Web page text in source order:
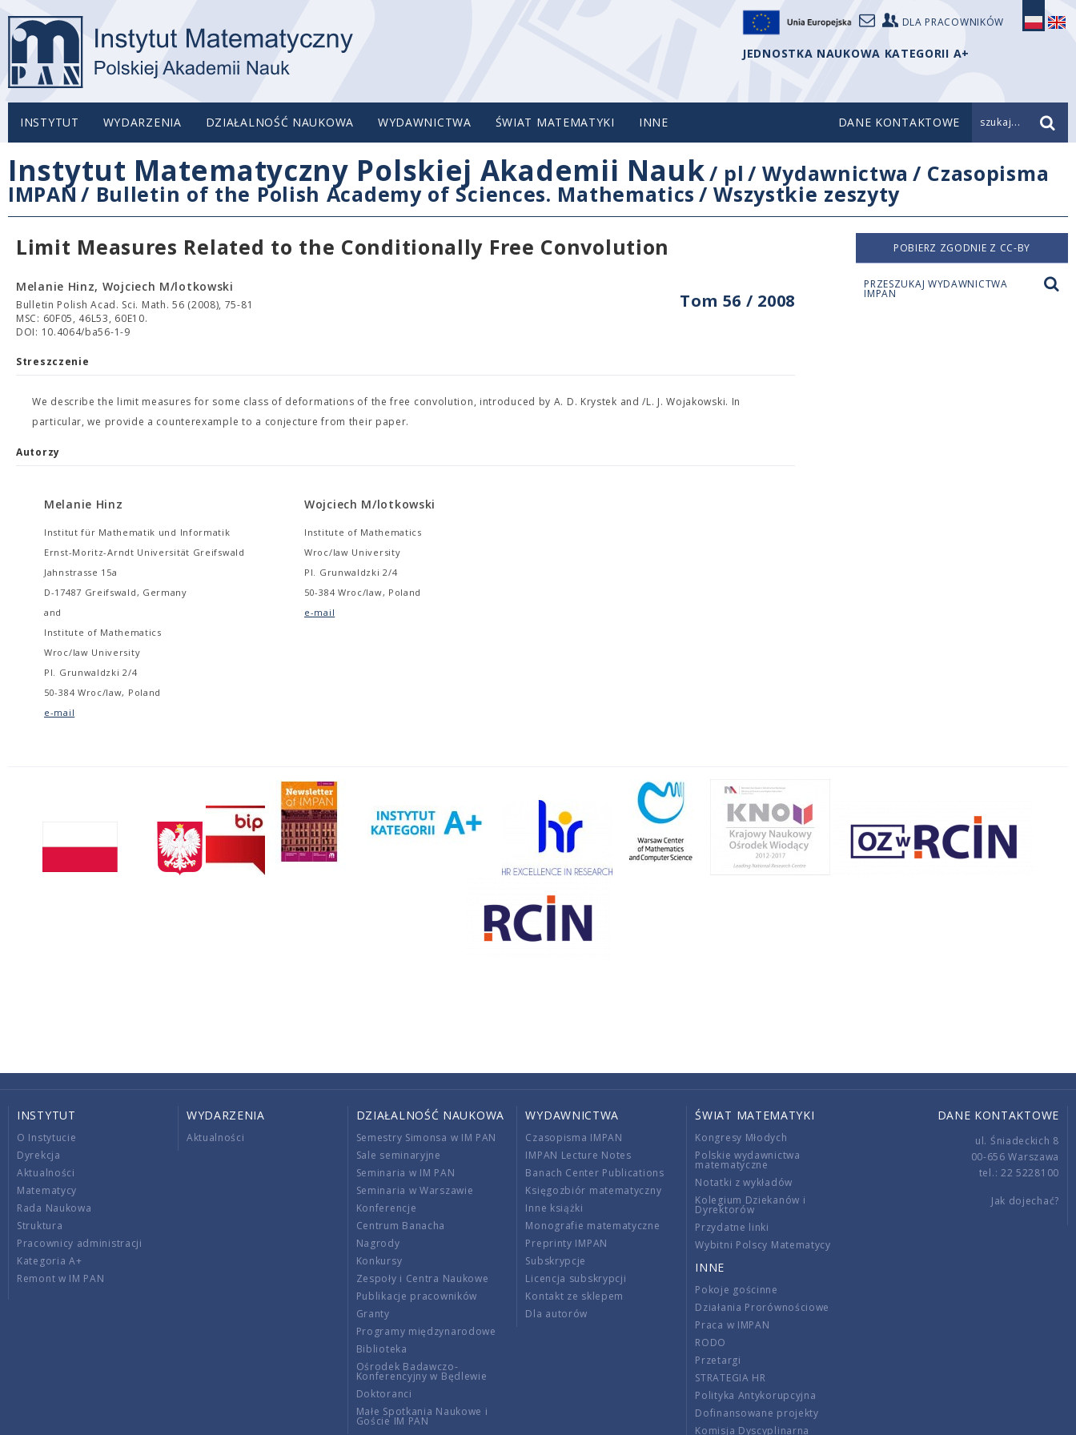
DLA PRACOWNIKÓW
JEDNOSTKA NAUKOWA KATEGORII A+
INSTYTUT WYDARZENIA DZIAŁALNOŚĆ NAUKOWA WYDAWNICTWA ŚWIAT MATEMATYKI INNE DANE KONTAKTOWE szukaj...
Instytut Matematyczny Polskiej Akademii Nauk/ pl /Wydawnictwa / Czasopisma
IMPAN / Bulletin of the Polish Academy of Sciences. Mathematics /Wszystkie zeszyty
Limit Measures Related to the Conditionally Free Convolution
Tom 56 / 2008
Melanie Hinz, Wojciech M/lotkowski
Bulletin Polish Acad. Sci. Math. 56 (2008), 75-81
MSC: 60F05, 46L53, 60E10.
DOI: 10.4064/ba56-1-9
Streszczenie
We describe the limit measures for some class of deformations of the free convolution, introduced by A. D. Krystek and /L. J. Wojakowski. In
particular, we provide a counterexample to a conjecture from their paper.
Autorzy
Melanie Hinz
Institut für Mathematik und Informatik
Ernst-Moritz-Arndt Universität Greifswald
Jahnstrasse 15a
D-17487 Greifswald, Germany
and
Institute of Mathematics
Wroc/law University
Pl. Grunwaldzki 2/4
50-384 Wroc/law, Poland
e-mail
Wojciech M/lotkowski
Institute of Mathematics
Wroc/law University
Pl. Grunwaldzki 2/4
50-384 Wroc/law, Poland
e-mail
POBIERZ ZGODNIE Z CC-BY
PRZESZUKAJ WYDAWNICTWA
IMPAN
INSTYTUT
O Instytucie
Dyrekcja
Aktualności
Matematycy
Rada Naukowa
Struktura
Pracownicy administracji
Kategoria A+
Remont w IM PAN
WYDARZENIA
Aktualności
DZIAŁALNOŚĆ NAUKOWA
Semestry Simonsa w IM PAN
Sale seminaryjne
Seminaria w IM PAN
Seminaria w Warszawie
Konferencje
Centrum Banacha
Nagrody
Konkursy
Zespoły i Centra Naukowe
Publikacje pracowników
Granty
Programy międzynarodowe
Biblioteka
Ośrodek Badawczo-
Konferencyjny w Będlewie
Doktoranci
Małe Spotkania Naukowe i
Goście IM PAN
WYDAWNICTWA
Czasopisma IMPAN
IMPAN Lecture Notes
Banach Center Publications
Księgozbiór matematyczny
Inne książki
Monografie matematyczne
Preprinty IMPAN
Subskrypcje
Licencja subskrypcji
Kontakt ze sklepem
Dla autorów
ŚWIAT MATEMATYKI
Kongresy Młodych
Polskie wydawnictwa
matematyczne
Notatki z wykładów
Kolegium Dziekanów i
Dyrektorów
Przydatne linki
Wybitni Polscy Matematycy
INNE
Pokoje gościnne
Działania Prorównościowe
Praca w IMPAN
RODO
Przetargi
STRATEGIA HR
Polityka Antykorupcyjna
Dofinansowane projekty
Komisja Dyscyplinarna
DANE KONTAKTOWE
ul. Śniadeckich 8
00-656 Warszawa
tel.: 22 5228100
Jak dojechać?